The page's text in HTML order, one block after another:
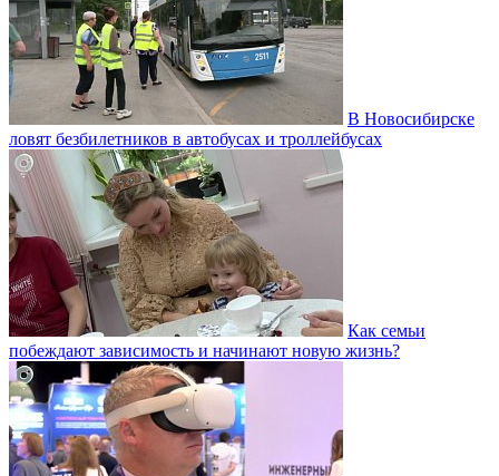
В Новосибирске
ловят безбилетников в автобусах и троллейбусах
Как семьи
побеждают зависимость и начинают новую жизнь?